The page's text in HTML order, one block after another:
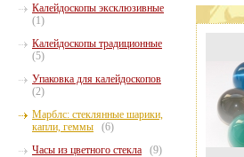
Калейдоскопы эксклюзивные
(1)
Калейдоскопы традиционные
(5)
Упаковка для калейдоскопов
(2)
Марблс: стеклянные шарики,
капли, геммы
(6)
Часы из цветного стекла
(9)